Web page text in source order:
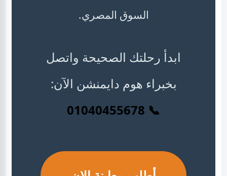
السوق المصري.
ابدأ رحلتك الصحيحة واتصل
بخبراء هوم دايمنشن الآن:
📞 01040455678